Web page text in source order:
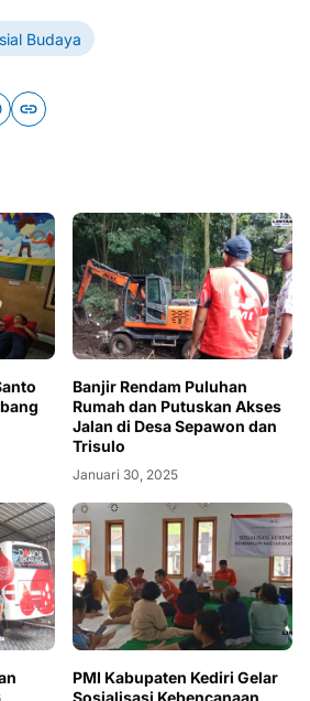
Budaya
Banjir Rendam Puluhan
Rumah dan Putuskan Akses
Jalan di Desa Sepawon dan
Trisulo
Januari 30, 2025
PMI Kabupaten Kediri Gelar
Sosialisasi Kebencanaan